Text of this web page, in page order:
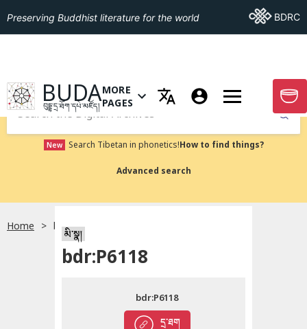
English
Preserving Buddhist literature for the world Go ToBDRC
GO TO HOMEPAGE
BUDA
བུདྡྷ་དྲ་ཐོག་དཔེ་མཛོད།
OPEN MENU OF MORE PAGES
MORE
PAGES
GO
Submit
New Search Tibetan in phonetics!How to find things?
Advanced search
Home bdr:P6118
མི་སྣ།
bdr:P6118
དྲ་ཐག
bdr:P6118